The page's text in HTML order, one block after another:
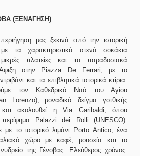
(ΞΕΝΑΓΗΣΗ)
μας ξεκινά από την ιστορική
τα χαρακτηριστικά στενά σοκάκια
πλατείες και τα παραδοσιακά
Άφιξη στην Piazza De Ferrari, με το
και τα επιβλητικά ιστορικά κτίρια.
τον Καθεδρικό Ναό του Αγίου
Lorenzo), μοναδικό δείγμα γοτθικής
και ακολουθεί η Via Garibaldi, όπου
Palazzi dei Rolli (UNESCO).
με το ιστορικό λιμάνι Porto Antico, ένα
χώρο με καφέ, μουσεία και το
της Γένοβας. Ελεύθερος χρόνος.